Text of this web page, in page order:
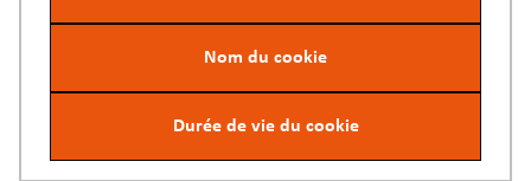
Nom du cookie
Durée de vie du cookie